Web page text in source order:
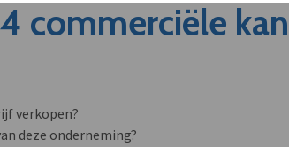
commerciële
verkopen?
deze onderneming?